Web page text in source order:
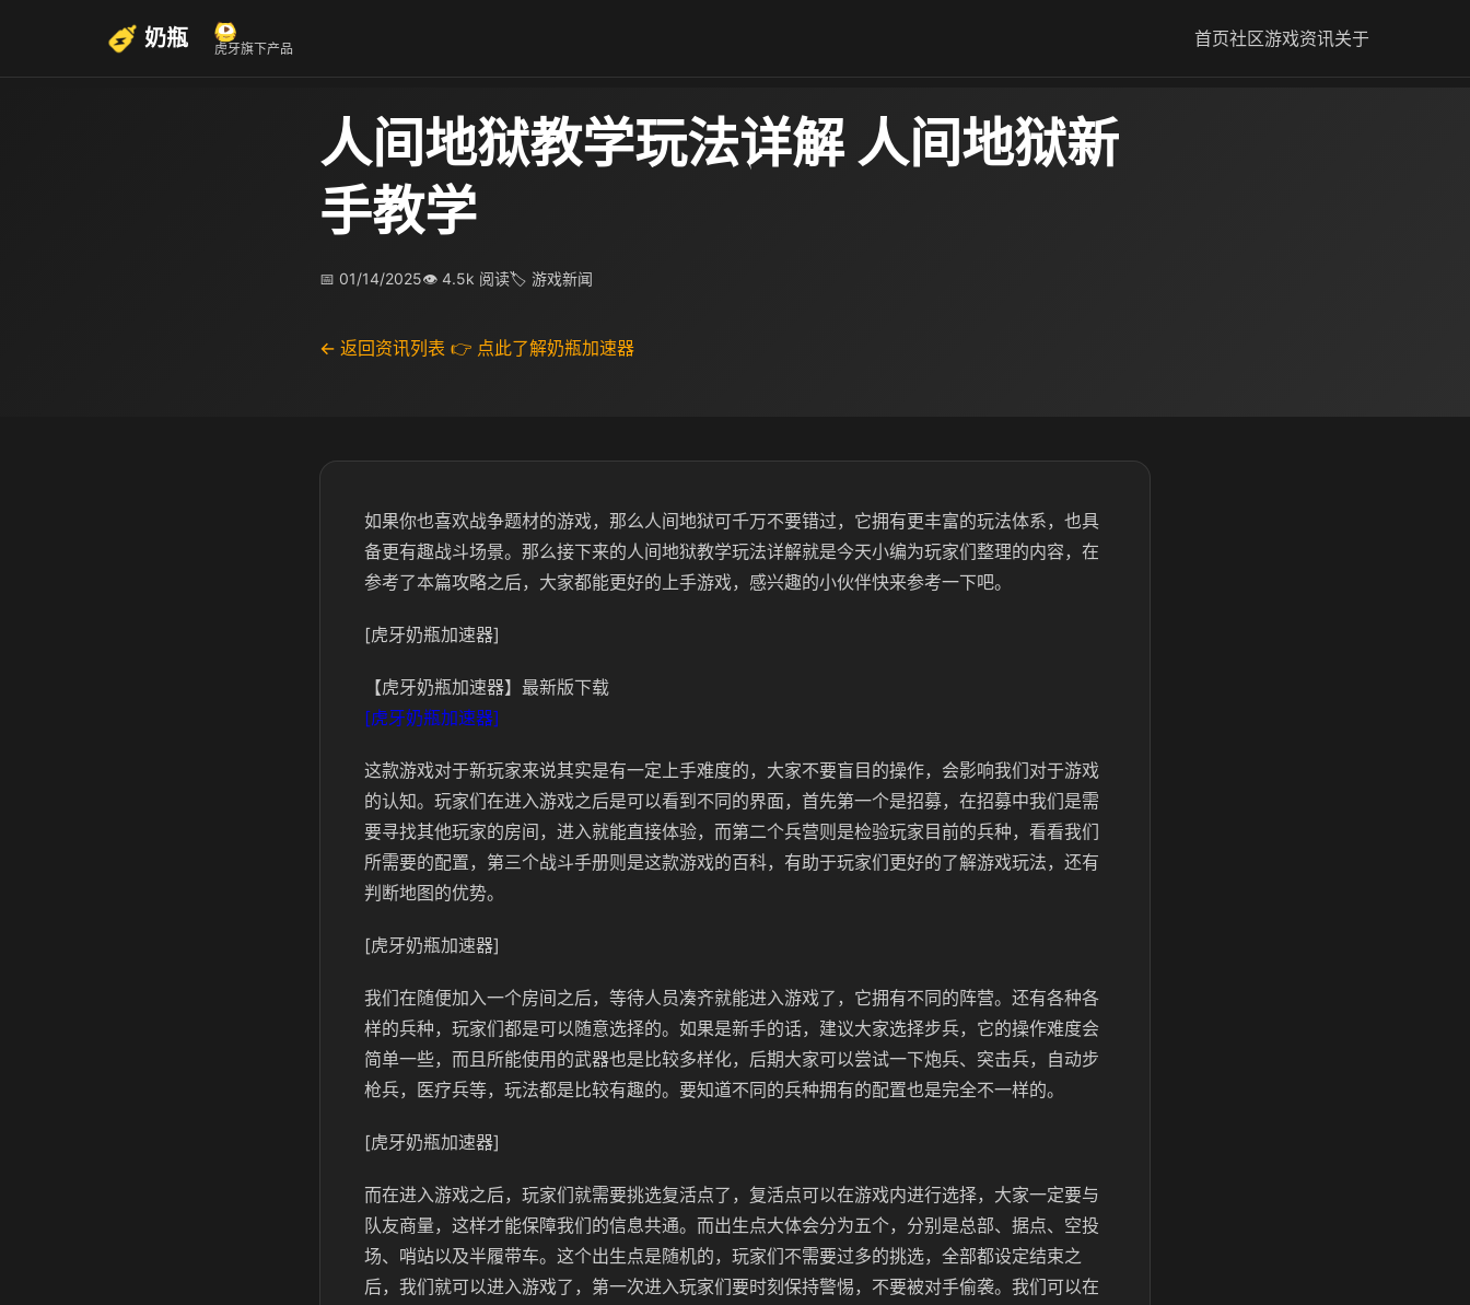
奶瓶 虎牙旗下产品 首页社区游戏资讯关于
人间地狱教学玩法详解 人间地狱新
手教学
📅 01/14/2025👁 4.5k 阅读🏷 游戏新闻
← 返回资讯列表 👉 点此了解奶瓶加速器
如果你也喜欢战争题材的游戏，那么人间地狱可千万不要错过，它拥有更丰富的玩法体系，也具
备更有趣战斗场景。那么接下来的人间地狱教学玩法详解就是今天小编为玩家们整理的内容，在
参考了本篇攻略之后，大家都能更好的上手游戏，感兴趣的小伙伴快来参考一下吧。
[虎牙奶瓶加速器]
【虎牙奶瓶加速器】最新版下载
[虎牙奶瓶加速器]
这款游戏对于新玩家来说其实是有一定上手难度的，大家不要盲目的操作，会影响我们对于游戏
的认知。玩家们在进入游戏之后是可以看到不同的界面，首先第一个是招募，在招募中我们是需
要寻找其他玩家的房间，进入就能直接体验，而第二个兵营则是检验玩家目前的兵种，看看我们
所需要的配置，第三个战斗手册则是这款游戏的百科，有助于玩家们更好的了解游戏玩法，还有
判断地图的优势。
[虎牙奶瓶加速器]
我们在随便加入一个房间之后，等待人员凑齐就能进入游戏了，它拥有不同的阵营。还有各种各
样的兵种，玩家们都是可以随意选择的。如果是新手的话，建议大家选择步兵，它的操作难度会
简单一些，而且所能使用的武器也是比较多样化，后期大家可以尝试一下炮兵、突击兵，自动步
枪兵，医疗兵等，玩法都是比较有趣的。要知道不同的兵种拥有的配置也是完全不一样的。
[虎牙奶瓶加速器]
而在进入游戏之后，玩家们就需要挑选复活点了，复活点可以在游戏内进行选择，大家一定要与
队友商量，这样才能保障我们的信息共通。而出生点大体会分为五个，分别是总部、据点、空投
场、哨站以及半履带车。这个出生点是随机的，玩家们不需要过多的挑选，全部都设定结束之
后，我们就可以进入游戏了，第一次进入玩家们要时刻保持警惕，不要被对手偷袭。我们可以在